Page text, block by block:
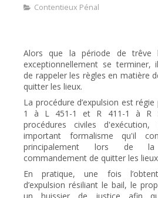
Contentieux Pénal
Alors que la période de trêve
exceptionnellement se terminer,
de rappeler les règles en matière
quitter les lieux.
La procédure d’expulsion est
1 à L 451-1 et R 411-1 à R
procédures civiles
important formalisme qu'il
principalement lors de
commandement de quitter les
En pratique, une fois
d’expulsion résiliant le bail, le